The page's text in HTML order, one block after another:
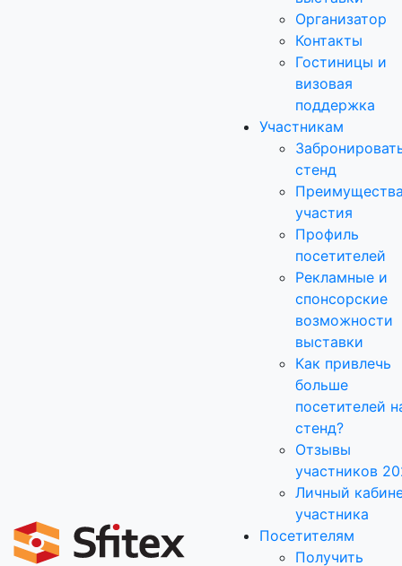
Организатор
Контакты
Гостиницы и
визовая
поддержка
Участникам
стенд
участия
Профиль
посетителей
Рекламные и
спонсорские
возможности
выставки
Как привлечь
больше
посетителей
стенд?
Отзывы
участников
Личный
участника
Посетителям
Получить